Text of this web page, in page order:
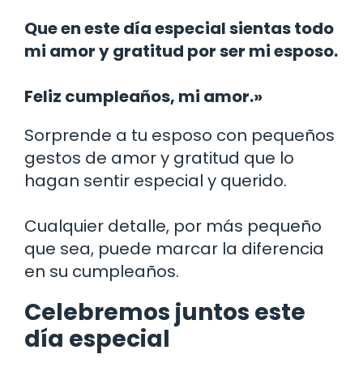
Que en este día especial sientas todo
mi amor y gratitud por ser mi esposo.
Feliz cumpleaños, mi amor.»
Sorprende a tu esposo con pequeños
gestos de amor y gratitud que lo
hagan sentir especial y querido.
Cualquier detalle, por más pequeño
que sea, puede marcar la diferencia
en su cumpleaños.
Celebremos juntos este
día especial